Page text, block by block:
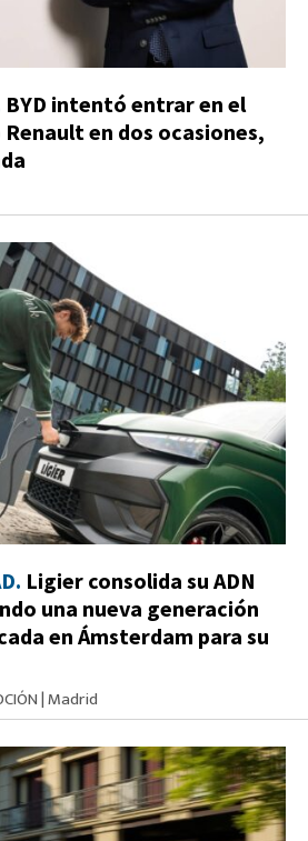
BYD intentó entrar en el
en dos ocasiones,
Ligier consolida su ADN
una nueva generación
en Ámsterdam para su
|Madrid